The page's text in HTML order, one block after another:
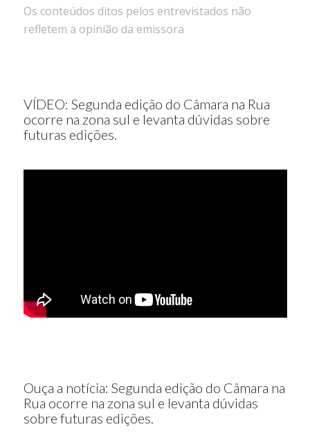
Os conteúdos ditos pelos entrevistados não
refletem a opinião da emissora
VÍDEO: Segunda edição do Câmara na Rua
ocorre na zona sul e levanta dúvidas sobre
futuras edições.
Ouça a notícia: Segunda edição do Câmara na
Rua ocorre na zona sul e levanta dúvidas
sobre futuras edições.